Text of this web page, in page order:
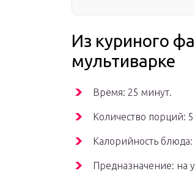
Из куриного
мультиварке
Время: 25 минут.
Количество порций:
Калорийность блюда:
Предназначение: на